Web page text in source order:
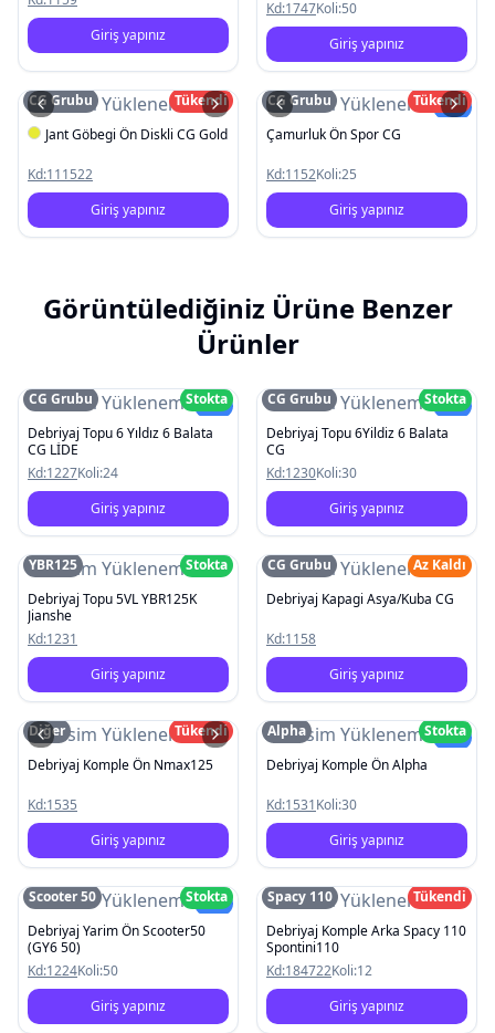
Giriş yapınız
Kd:1747Koli:50
Giriş yapınız
Resim Yüklenemedi
CG Grubu
Tükendi
Jant Göbegi Ön Diskli CG Gold
Kd:111522
Giriş yapınız
Resim YüklenemediYeni
CG Grubu
Tükendi
Çamurluk Ön Spor CG
Kd:1152Koli:25
Giriş yapınız
Görüntülediğiniz Ürüne Benzer
Ürünler
Resim YüklenemediYeni
CG Grubu
Stokta
Debriyaj Topu 6 Yıldız 6 Balata
CG LİDE
Kd:1227Koli:24
Giriş yapınız
Resim YüklenemediYeni
CG Grubu
Stokta
Debriyaj Topu 6Yildiz 6 Balata
CG
Kd:1230Koli:30
Giriş yapınız
Resim Yüklenemedi
YBR125
Stokta
Debriyaj Topu 5VL YBR125K
Jianshe
Kd:1231
Giriş yapınız
Resim Yüklenemedi
CG Grubu
Az Kaldı
Debriyaj Kapagi Asya/Kuba CG
Kd:1158
Giriş yapınız
Resim Yüklenemedi
Diğer
Tükendi
Debriyaj Komple Ön Nmax125
Kd:1535
Giriş yapınız
Resim YüklenemediYeni
Alpha
Stokta
Debriyaj Komple Ön Alpha
Kd:1531Koli:30
Giriş yapınız
Resim YüklenemediYeni
Scooter 50
Stokta
Debriyaj Yarim Ön Scooter50
(GY6 50)
Kd:1224Koli:50
Giriş yapınız
Resim Yüklenemedi
Spacy 110
Tükendi
Debriyaj Komple Arka Spacy 110
Spontini110
Kd:184722Koli:12
Giriş yapınız